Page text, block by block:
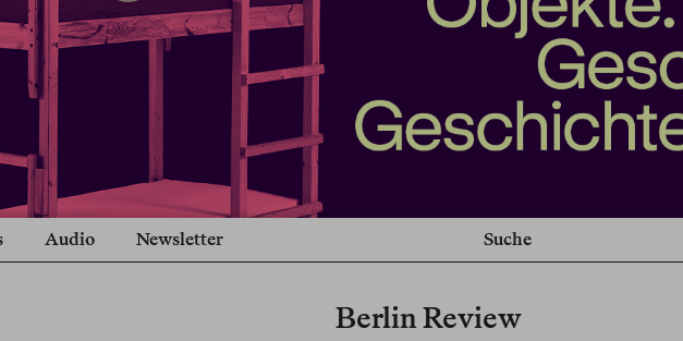
Audio Newsletter Suche
Berlin Review